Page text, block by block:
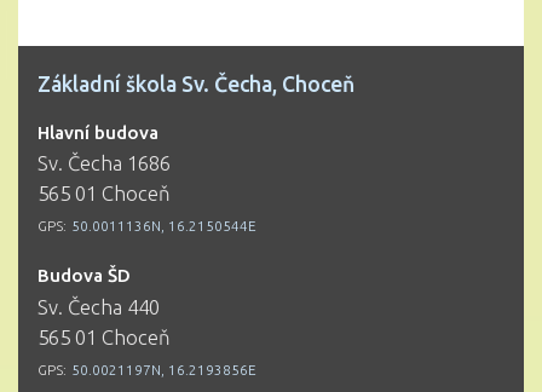
Základní škola Sv. Čecha, Choceň
Hlavní budova
Sv. Čecha 1686
565 01 Choceň
GPS: 50.0011136N, 16.2150544E
Budova ŠD
Sv. Čecha 440
565 01 Choceň
GPS: 50.0021197N, 16.2193856E